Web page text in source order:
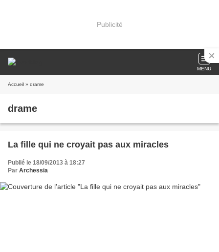
Publicité
MENU
Accueil » drame
drame
La fille qui ne croyait pas aux miracles
Publié le 18/09/2013 à 18:27
Par Archessia